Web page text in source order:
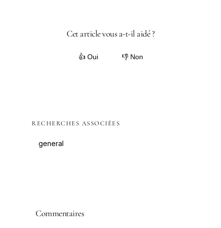
Cet article vous a-t-il aidé ?
👍 Oui 👎 Non
RECHERCHES ASSOCIÉES
general
Commentaires